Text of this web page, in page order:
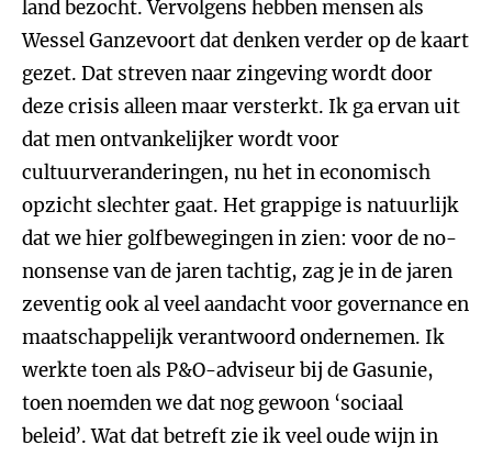
land bezocht. Vervolgens hebben mensen als
Wessel Ganzevoort dat denken verder op de kaart
gezet. Dat streven naar zingeving wordt door
deze crisis alleen maar versterkt. Ik ga ervan uit
dat men ontvankelijker wordt voor
cultuurveranderingen, nu het in economisch
opzicht slechter gaat. Het grappige is natuurlijk
dat we hier golfbewegingen in zien: voor de no-
nonsense van de jaren tachtig, zag je in de jaren
zeventig ook al veel aandacht voor governance en
maatschappelijk verantwoord ondernemen. Ik
werkte toen als P&O-adviseur bij de Gasunie,
toen noemden we dat nog gewoon ‘sociaal
beleid’. Wat dat betreft zie ik veel oude wijn in